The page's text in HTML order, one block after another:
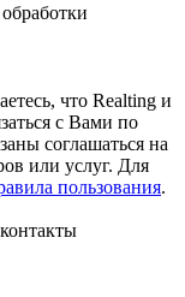
что Realting и
с Вами по
соглашаться на
или услуг. Для
пользования.